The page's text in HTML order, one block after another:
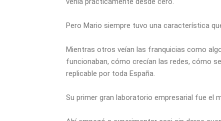
Pero Mario siempre tuvo una característica
Mientras otros veían las franquicias como
funcionaban, cómo crecían las redes, cómo
replicable por toda España.
Su primer gran laboratorio empresarial fue el